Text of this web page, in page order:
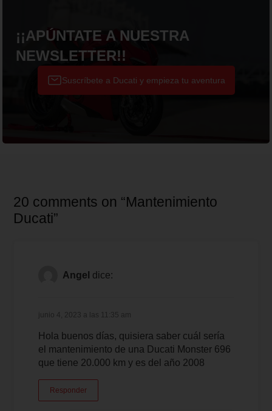
¡¡APÚNTATE A NUESTRA
NEWSLETTER!!
Suscríbete a Ducati y empieza tu aventura
20 comments on “Mantenimiento
Ducati”
Angel dice:
junio 4, 2023 a las 11:35 am
Hola buenos días, quisiera saber cuál sería
el mantenimiento de una Ducati Monster 696
que tiene 20.000 km y es del año 2008
Responder